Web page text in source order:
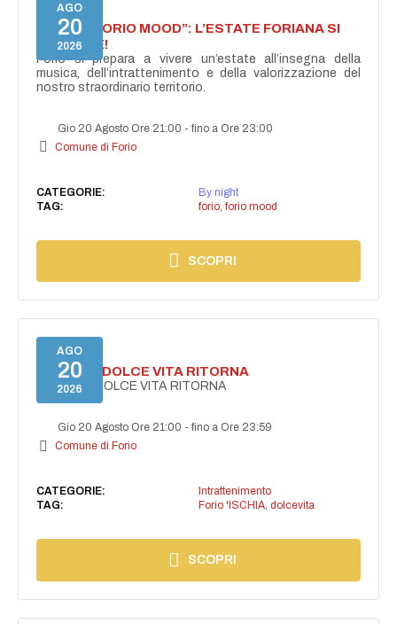
AGO
20
2026
NASCE “FORIO MOOD”: L’ESTATE FORIANA SI
ACCENDE!
Forio si prepara a vivere un’estate all’insegna della
musica, dell’intrattenimento e della valorizzazione del
nostro straordinario territorio.
Gio 20 Agosto Ore 21:00 -fino a Ore 23:00
Comune di Forio
CATEGORIE:
By night
TAG:
forio, forio mood
SCOPRI
AGO
20
2026
FORIO LA DOLCE VITA RITORNA
FORIO LA DOLCE VITA RITORNA
Gio 20 Agosto Ore 21:00 -fino a Ore 23:59
Comune di Forio
CATEGORIE:
Intrattenimento
TAG:
Forio 'ISCHIA, dolcevita
SCOPRI